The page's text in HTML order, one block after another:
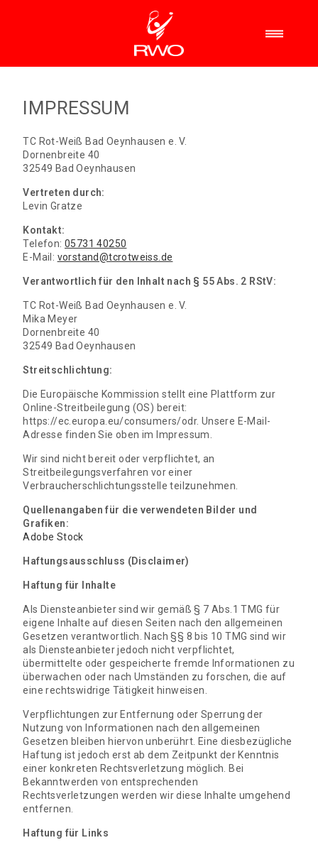
IMPRESSUM
TC Rot-Weiß Bad Oeynhausen e. V.
Dornenbreite 40
32549 Bad Oeynhausen
Vertreten durch:
Levin Gratze
Kontakt:
Telefon:05731 40250
E-Mail: vorstand@tcrotweiss.de
Verantwortlich für den Inhalt nach § 55 Abs. 2 RStV:
TC Rot-Weiß Bad Oeynhausen e. V.
Mika Meyer
Dornenbreite 40
32549 Bad Oeynhausen
Streitschlichtung:
Die Europäische Kommission stellt eine Plattform zur
Online-Streitbeilegung (OS) bereit:
https://ec.europa.eu/consumers/odr. Unsere E-Mail-
Adresse finden Sie oben im Impressum.
Wir sind nicht bereit oder verpflichtet, an
Streitbeilegungsverfahren vor einer
Verbraucherschlichtungsstelle teilzunehmen.
Quellenangaben für die verwendeten Bilder und
Grafiken:
Adobe Stock
Haftungsausschluss (Disclaimer)
Haftung für Inhalte
Als Diensteanbieter sind wir gemäß § 7 Abs.1 TMG für
eigene Inhalte auf diesen Seiten nach den allgemeinen
Gesetzen verantwortlich. Nach §§ 8 bis 10 TMG sind wir
als Diensteanbieter jedoch nicht verpflichtet,
übermittelte oder gespeicherte fremde Informationen zu
überwachen oder nach Umständen zu forschen, die auf
eine rechtswidrige Tätigkeit hinweisen.
Verpflichtungen zur Entfernung oder Sperrung der
Nutzung von Informationen nach den allgemeinen
Gesetzen bleiben hiervon unberührt. Eine diesbezügliche
Haftung ist jedoch erst ab dem Zeitpunkt der Kenntnis
einer konkreten Rechtsverletzung möglich. Bei
Bekanntwerden von entsprechenden
Rechtsverletzungen werden wir diese Inhalte umgehend
entfernen.
Haftung für Links